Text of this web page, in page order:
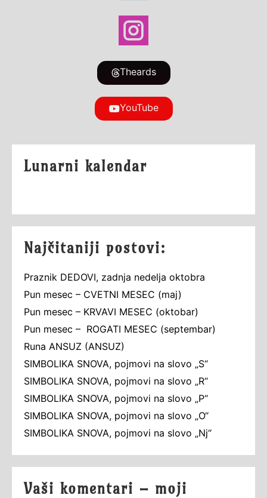
Theards
YouTube
Lunarni kalendar
Najčitaniji postovi:
Praznik DEDOVI, zadnja nedelja oktobra
Pun mesec – CVETNI MESEC (maj)
Pun mesec – KRVAVI MESEC (oktobar)
Pun mesec – ROGATI MESEC (septembar)
Runa ANSUZ (ANSUZ)
SIMBOLIKA SNOVA, pojmovi na slovo „S“
SIMBOLIKA SNOVA, pojmovi na slovo „R“
SIMBOLIKA SNOVA, pojmovi na slovo „P“
SIMBOLIKA SNOVA, pojmovi na slovo „O“
SIMBOLIKA SNOVA, pojmovi na slovo „Nj“
Vaši komentari – moji